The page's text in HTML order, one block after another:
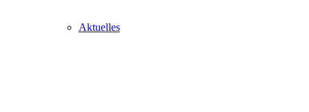
Aktuelles